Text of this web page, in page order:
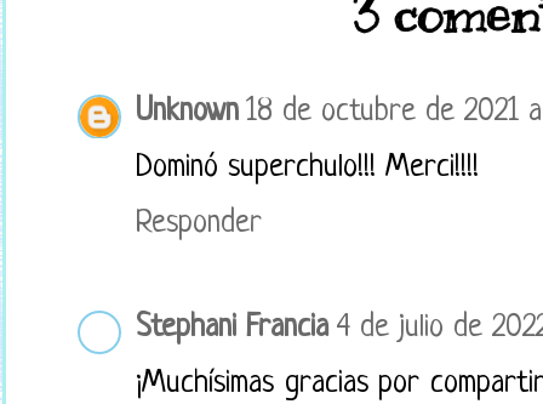
3
Unknown 18 de octubre de 2021
Dominó superchulo!!! Merci!!!!
Responder
Stephani Francia 4 de julio de
¡Muchísimas gracias por